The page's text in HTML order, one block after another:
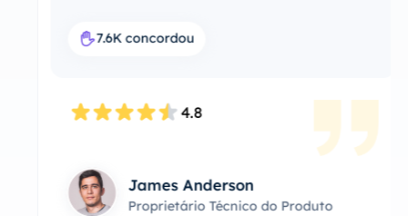
7.6K concordou
4.8
James Anderson
Proprietário Técnico do Produto